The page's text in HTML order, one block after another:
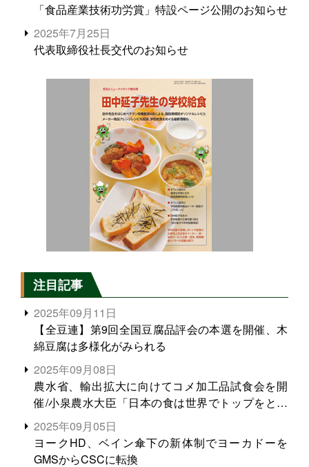
「食品産業技術功労賞」特設ページ公開のお知らせ
2025年7月25日
代表取締役社長交代のお知らせ
注目記事
2025年09月11日
【全豆連】第9回全国豆腐品評会の本選を開催、木
綿豆腐は多様化がみられる
2025年09月08日
農水省、輸出拡大に向けてコメ加工品試食会を開
催/小泉農水大臣「日本の食は世界でトップをとれ
る。米増産に向けて、米輸出需要の拡大を」
2025年09月05日
ヨークHD、ベイン傘下の新体制でヨーカドーを
GMSからCSCに転換